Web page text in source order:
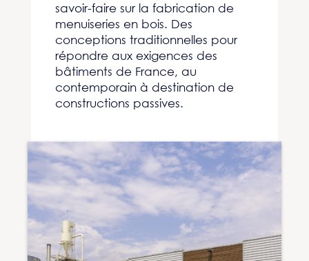
savoir-faire sur la fabrication de
menuiseries en bois. Des
conceptions traditionnelles pour
répondre aux exigences des
bâtiments de France, au
contemporain à destination de
constructions passives.